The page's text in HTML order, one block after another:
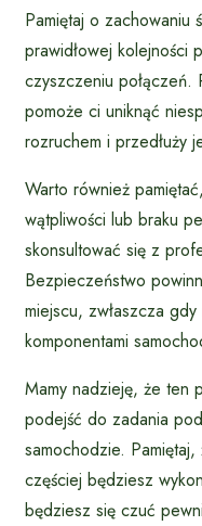
Pamiętaj o zachowaniu
prawidłowej kolejności
czyszczeniu połączeń.
pomoże ci uniknąć
rozruchem i przedłuży
Warto również
wątpliwości lub braku
skonsultować się z
Bezpieczeństwo
miejscu, zwłaszcza
komponentami
Mamy nadzieję, że ten
podejść do zadania
samochodzie.
częściej będziesz
będziesz się czuć